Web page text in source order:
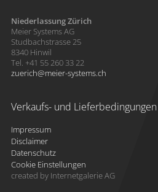
Niederlassung Zürich
Meier Systems AG
Studbachstrasse 25
8340 Hinwil
Tel. +41 55 260 33 22
zuerich
meier-systems.ch
Verkaufs- und Lieferbedingungen
Impressum
Disclaimer
Datenschutz
Cookie Einstellungen
created by Internetgalerie AG